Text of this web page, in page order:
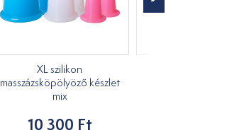
XL szilikon
masszázsköpölyöző készlet
mix
10 300 Ft